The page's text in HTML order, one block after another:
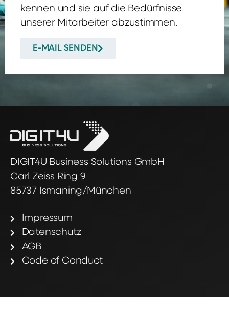
kennen und sie auf die Bedürfnisse
unserer Mitarbeiter abzustimmen.
E-MAIL SENDEN
DIGIT4U Business Solutions GmbH
Carl Zeiss Ring 9
85737 Ismaning/München
Impressum
Datenschutz
AGB
Code of Conduct